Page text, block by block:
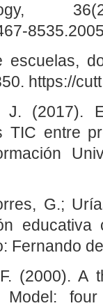
escuelas,
https://
(2017).
entre
G.;
Fernando
(2000). A
Model: